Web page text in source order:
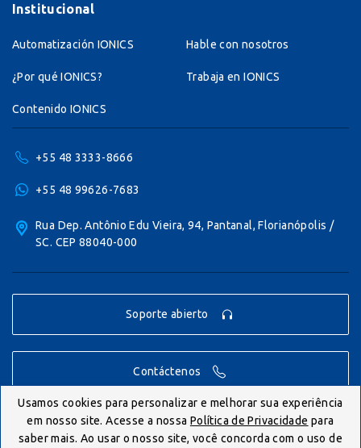
Institucional
Automatización IONICS
¿Por qué IONICS?
Contenido IONICS
Hable con nosotros
Trabaja en IONICS
+55 48 3333-8666
+55 48 99626-7683
Rua Dep. Antônio Edu Vieira, 94, Pantanal, Florianópolis /
SC. CEP 88040-000
Soporte abierto
Contáctenos
© IONICS 2026 - Todos los derechos reservados
Usamos cookies para personalizar e melhorar sua experiência
em nosso site. Acesse a nossa Política de Privacidade para
saber mais. Ao usar o nosso site, você concorda com o uso de